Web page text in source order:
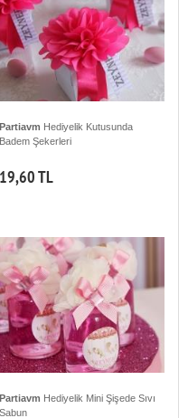
Partiavm Hediyelik Kutusunda
Badem Şekerleri
19,60 TL
Partiavm Hediyelik Mini Şişede Sıvı
Sabun